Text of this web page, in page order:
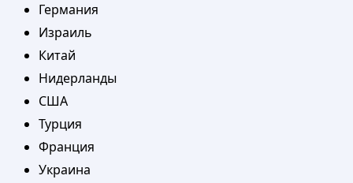
Германия
Израиль
Китай
Нидерланды
США
Турция
Франция
Украина